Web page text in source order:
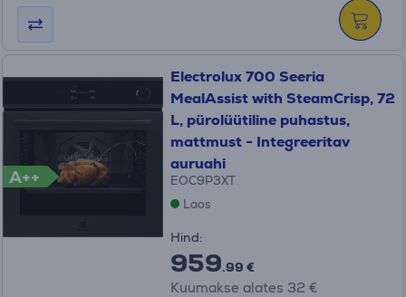
A++
Electrolux 700 Seeria
MealAssist with SteamCrisp, 72
L, pürolüütiline puhastus,
mattmust - Integreeritav
auruahi
EOC9P3XT
Laos
Hind:
959.99 €
Kuumakse alates 32 €